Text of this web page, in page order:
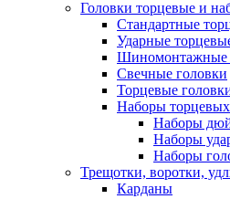
Головки торцевые и
Стандартные
Ударные
Шиномонтажные
Свечные головки
Торцевые
Наборы
Наборы
Наборы
Наборы
Трещотки, воротки,
Карданы